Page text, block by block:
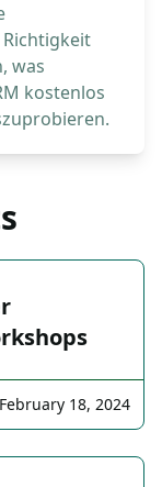
was
kostenlos
February 18, 2024